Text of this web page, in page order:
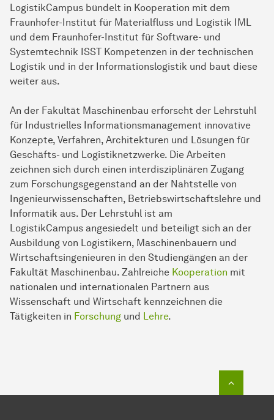
LogistikCampus bündelt in Kooperation mit dem
Fraunhofer-Institut für Materialfluss und Logistik IML
und dem Fraunhofer-Institut für Software- und
Systemtechnik ISST Kompetenzen in der technischen
Logistik und in der Informationslogistik und baut diese
weiter aus.
An der Fakultät Maschinenbau erforscht der Lehrstuhl
für Industrielles Informationsmanagement innovative
Konzepte, Verfahren, Architekturen und Lösungen für
Geschäfts- und Logistiknetzwerke. Die Arbeiten
zeichnen sich durch einen interdisziplinären Zugang
zum Forschungsgegenstand an der Nahtstelle von
Ingenieurwissenschaften, Betriebswirtschaftslehre und
Informatik aus. Der Lehrstuhl ist am
LogistikCampus angesiedelt und beteiligt sich an der
Ausbildung von Logistikern, Maschinenbauern und
Wirtschaftsingenieuren in den Studiengängen an der
Fakultät Maschinenbau. Zahlreiche Kooperation mit
nationalen und internationalen Partnern aus
Wissenschaft und Wirtschaft kennzeichnen die
Tätigkeiten in Forschung und Lehre.